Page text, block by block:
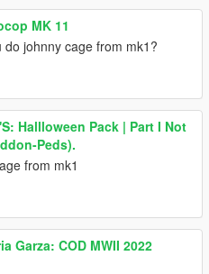
MK 11
do johnny cage from mk1?
Hallloween Pack | Part I Not
Peds).
from mk1
Garza: COD MWII 2022